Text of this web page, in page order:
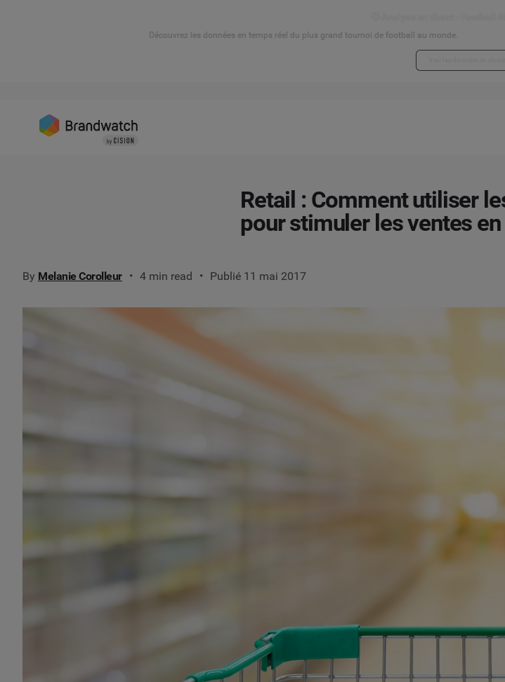
Découvrez les données en temps réel du plus grand tournoi de football au monde.
Retail : Comment utiliser
pour stimuler les ventes
By Melanie Corolleur 4 min read Publié 11 mai 2017